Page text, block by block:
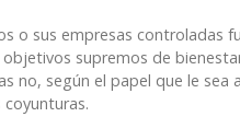
o sus empresas controladas
supremos de
no, según el papel que le sea